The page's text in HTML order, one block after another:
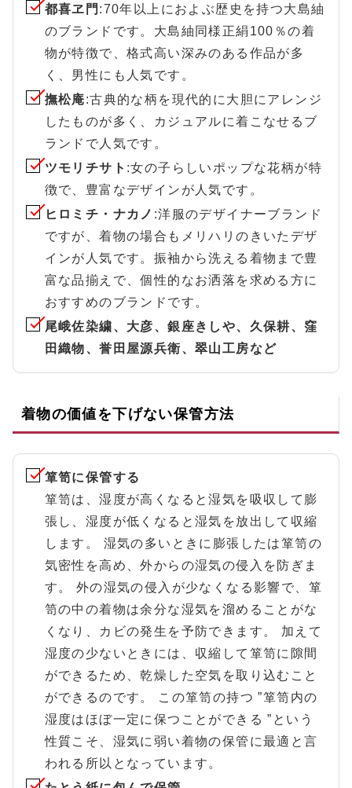
都喜ヱ門 :70年以上におよぶ歴史を持つ大島紬
のブランドです。大島紬同様正絹100％の着
物が特徴で、格式高い深みのある作品が多
く、男性にも人気です。
撫松庵:古典的な柄を現代的に大胆にアレンジ
したものが多く、カジュアルに着こなせるブ
ランドで人気です。
ツモリチサト :女の子らしいポップな花柄が特
徴で、豊富なデザインが人気です。
ヒロミチ・ナカノ :洋服のデザイナーブランド
ですが、着物の場合もメリハリのきいたデザ
インが人気です。振袖から洗える着物まで豊
富な品揃えで、個性的なお洒落を求める方に
おすすめのブランドです。
尾峨佐染繍、大彦、銀座きしや、久保耕、窪
田織物、誉田屋源兵衛、翠山工房など
着物の価値を下げない保管方法
箪笥に保管する
箪笥は、湿度が高くなると湿気を吸収して膨
張し、湿度が低くなると湿気を放出して収縮
します。 湿気の多いときに膨張したは箪笥の
気密性を高め、外からの湿気の侵入を防ぎま
す。 外の湿気の侵入が少なくなる影響で、箪
笥の中の着物は余分な湿気を溜めることがな
くなり、カビの発生を予防できます。 加えて
湿度の少ないときには、収縮して箪笥に隙間
ができるため、乾燥した空気を取り込むこと
ができるのです。 この箪笥の持つ ”箪笥内の
湿度はほぼ一定に保つことができる ”という
性質こそ、湿気に弱い着物の保管に最適と言
われる所以となっています。